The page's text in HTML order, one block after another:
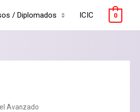
/ Diplomados ICIC 0
Avanzado